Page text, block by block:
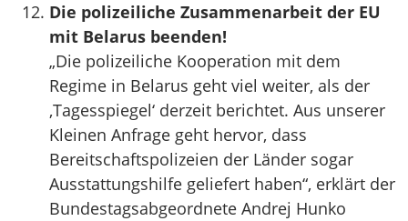
Die polizeiliche Zusammenarbeit der EU
mit Belarus beenden!
„Die polizeiliche Kooperation mit dem
Regime in Belarus geht viel weiter, als der
‚Tagesspiegel‘ derzeit berichtet. Aus unserer
Kleinen Anfrage geht hervor, dass
Bereitschaftspolizeien der Länder sogar
Ausstattungshilfe geliefert haben“, erklärt der
Bundestagsabgeordnete Andrej Hunko